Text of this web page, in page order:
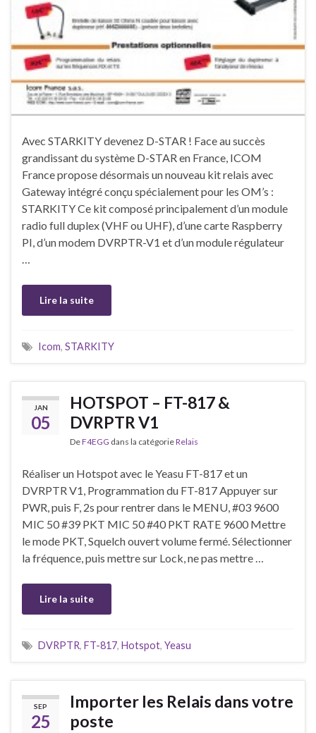
Avec STARKITY devenez D-STAR ! Face au succès
grandissant du système D-STAR en France, ICOM
France propose désormais un nouveau kit relais avec
Gateway intégré conçu spécialement pour les OM’s :
STARKITY Ce kit composé principalement d’un module
radio full duplex (VHF ou UHF), d’une carte Raspberry
PI, d’un modem DVRPTR-V1 et d’un module régulateur
…
Lire la suite
Icom, STARKITY
JAN
05
HOTSPOT – FT-817 &
DVRPTR V1
DeF4EGG dans la catégorieRelais
Réaliser un Hotspot avec le Yeasu FT-817 et un
DVRPTR V1, Programmation du FT-817 Appuyer sur
PWR, puis F, 2s pour rentrer dans le MENU, #03 9600
MIC 50 #39 PKT MIC 50 #40 PKT RATE 9600 Mettre
le mode PKT, Squelch ouvert volume fermé. Sélectionner
la fréquence, puis mettre sur Lock, ne pas mettre …
Lire la suite
DVRPTR, FT-817, Hotspot, Yeasu
SEP
25
Importer les Relais dans votre
poste